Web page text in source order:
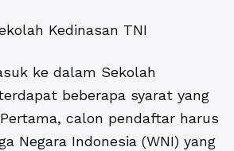
Kedinasan TNI
ke dalam Sekolah
beberapa syarat yang
calon pendaftar harus
Negara Indonesia (WNI) yang